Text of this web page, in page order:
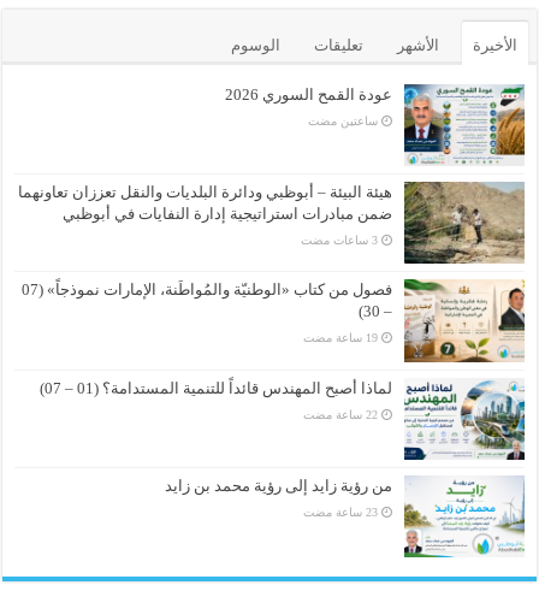
الأخيرة الأشهر تعليقات الوسوم
عودة القمح السوري 2026
‏ساعتين مضت
هيئة البيئة – أبوظبي ودائرة البلديات والنقل تعززان تعاونهما
ضمن مبادرات استراتيجية إدارة النفايات في أبوظبي
فصول من كتاب «الوطنيّة والمُواطَنة، الإمارات نموذجاً» (07
– 30)
لماذا أصبح المهندس قائداً للتنمية المستدامة؟ (01 – 07)
من رؤية زايد إلى رؤية محمد بن زايد